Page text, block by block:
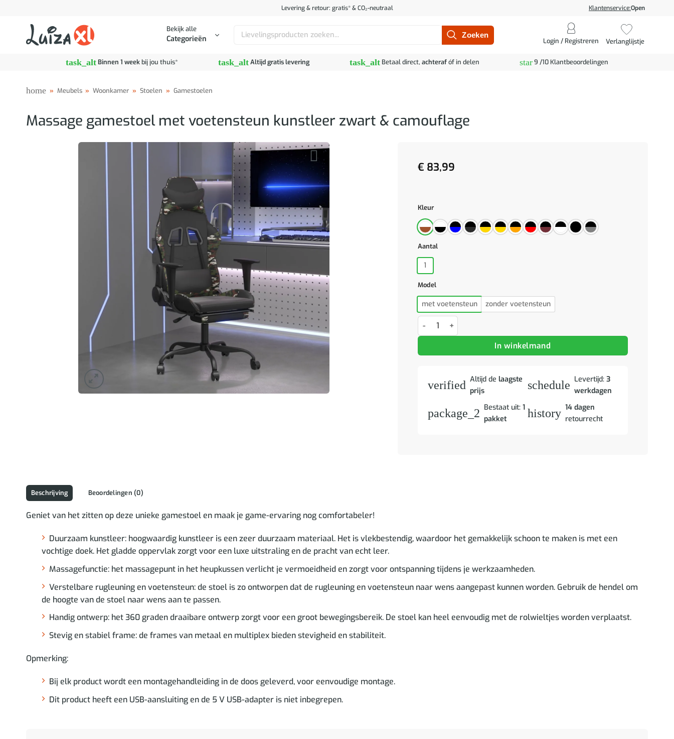
Levering & retour: gratis* & CO₂-neutraal Klantenservice:Open
Bekijk alle
Categorieën
Zoeken
Login / Registreren Verlanglijstje
task_altBinnen 1 weekbij jou thuis* task_altAltijd gratis levering task_alt Betaal direct, achterafóf in delen star9 /10 Klantbeoordelingen
home » Meubels » Woonkamer » Stoelen » Gamestoelen
Massage gamestoel met voetensteun kunstleer zwart & camouflage
€ 83,99
Kleur
Aantal
1
Model
met voetensteun
zonder voetensteun
Massage gamestoel met voetensteun kunstleer zwart & camouflage aantal
In winkelmand
verified Altijd de laagste
prijs
schedule Levertijd:3
werkdagen
package_2 Bestaat uit: 1
pakket
history 14 dagen
retourrecht
Beschrijving Beoordelingen (0)
Geniet van het zitten op deze unieke gamestoel en maak je game-ervaring nog comfortabeler!
Duurzaam kunstleer: hoogwaardig kunstleer is een zeer duurzaam materiaal. Het is vlekbestendig, waardoor het gemakkelijk schoon te maken is met een
vochtige doek. Het gladde oppervlak zorgt voor een luxe uitstraling en de pracht van echt leer.
Massagefunctie: het massagepunt in het heupkussen verlicht je vermoeidheid en zorgt voor ontspanning tijdens je werkzaamheden.
Verstelbare rugleuning en voetensteun: de stoel is zo ontworpen dat de rugleuning en voetensteun naar wens aangepast kunnen worden. Gebruik de hendel om
de hoogte van de stoel naar wens aan te passen.
Handig ontwerp: het 360 graden draaibare ontwerp zorgt voor een groot bewegingsbereik. De stoel kan heel eenvoudig met de rolwieltjes worden verplaatst.
Stevig en stabiel frame: de frames van metaal en multiplex bieden stevigheid en stabiliteit.
Opmerking:
Bij elk product wordt een montagehandleiding in de doos geleverd, voor eenvoudige montage.
Dit product heeft een USB-aansluiting en de 5 V USB-adapter is niet inbegrepen.